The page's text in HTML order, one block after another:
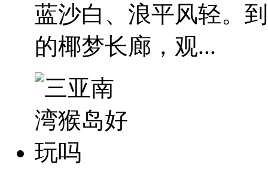
蓝沙白、浪平风轻。
的椰梦长廊，观...